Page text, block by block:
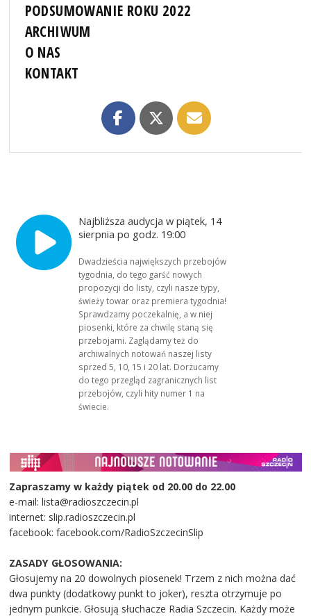
PODSUMOWANIE ROKU 2022
ARCHIWUM
O NAS
KONTAKT
Najbliższa audycja w piątek, 14
sierpnia po godz. 19:00
Dwadzieścia największych przebojów
tygodnia, do tego garść nowych
propozycji do listy, czyli nasze typy,
świeży towar oraz premiera tygodnia!
Sprawdzamy poczekalnię, a w niej
piosenki, które za chwilę staną się
przebojami. Zaglądamy też do
archiwalnych notowań naszej listy
sprzed 5, 10, 15 i 20 lat. Dorzucamy
do tego przegląd zagranicznych list
przebojów, czyli hity numer 1 na
świecie.
Zapraszamy w każdy piątek od 20.00 do 22.00
e-mail: lista@radioszczecin.pl
internet: slip.radioszczecin.pl
facebook: facebook.com/RadioSzczecinSlip
ZASADY GŁOSOWANIA:
Głosujemy na 20 dowolnych piosenek! Trzem z nich można dać
dwa punkty (dodatkowy punkt to joker), reszta otrzymuje po
jednym punkcie. Głosują słuchacze Radia Szczecin. Każdy może